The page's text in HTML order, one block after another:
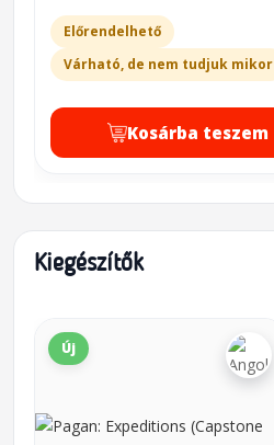
Előrendelhető
Várható, de nem tudjuk mikor
Kosárba teszem
Kiegészítők
Új